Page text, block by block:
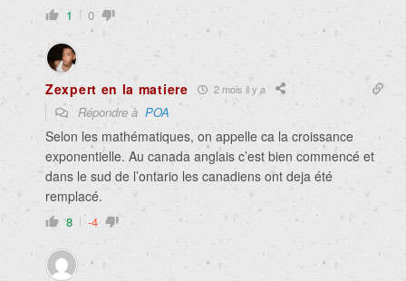
1 0
Zexpert en la matiere 2 mois il y a
Répondre à POA
Selon les mathématiques, on appelle ca la croissance
exponentielle. Au canada anglais c’est bien commencé et
dans le sud de l’ontario les canadiens ont deja été
remplacé.
8 -4